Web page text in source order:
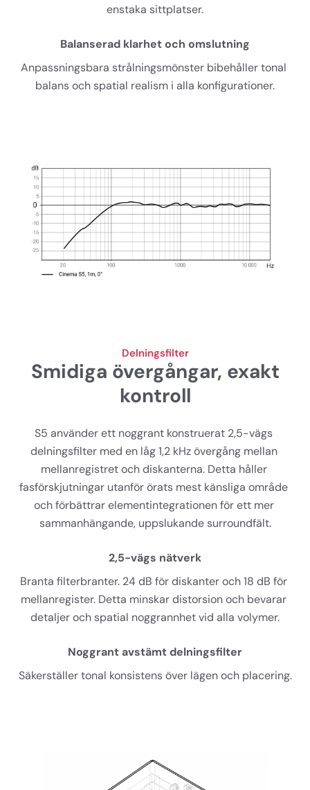
enstaka sittplatser.
Balanserad klarhet och omslutning
Anpassningsbara strålningsmönster bibehåller tonal
balans och spatial realism i alla konfigurationer.
Delningsfilter
Smidiga övergångar, exakt
kontroll
S5 använder ett noggrant konstruerat 2,5-vägs
delningsfilter med en låg 1,2 kHz övergång mellan
mellanregistret och diskanterna. Detta håller
fasförskjutningar utanför örats mest känsliga område
och förbättrar elementintegrationen för ett mer
sammanhängande, uppslukande surroundfält.
2,5-vägs nätverk
Branta filterbranter. 24 dB för diskanter och 18 dB för
mellanregister. Detta minskar distorsion och bevarar
detaljer och spatial noggrannhet vid alla volymer.
Noggrant avstämt delningsfilter
Säkerställer tonal konsistens över lägen och placering.